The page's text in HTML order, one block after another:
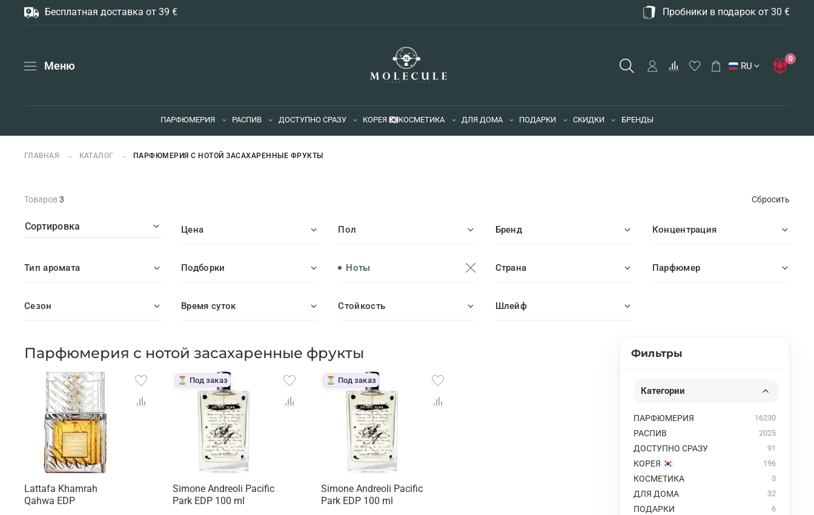
Бесплатная доставка от 39 € Пробники в подарок от 30 €
Меню RU
0
ПАРФЮМЕРИЯ РАСПИВ ДОСТУПНО СРАЗУ КОРЕЯ 🇰🇷КОСМЕТИКА ДЛЯ ДОМА ПОДАРКИ СКИДКИ БРЕНДЫ
ГЛАВНАЯ КАТАЛОГ ПАРФЮМЕРИЯ С НОТОЙ ЗАСАХАРЕННЫЕ ФРУКТЫ
Товаров 3 Сбросить
Сортировка Цена Пол Бренд Концентрация
Тип аромата Подборки Ноты Страна Парфюмер
Сезон Время суток Стойкость Шлейф
Парфюмерия с нотой засахаренные фрукты
Lattafa Khamrah
Qahwa EDP
⏳ Под заказ
Simone Andreoli Pacific
Park EDP 100 ml
⏳ Под заказ
Simone Andreoli Pacific
Park EDP 100 ml
Фильтры
Категории
ПАРФЮМЕРИЯ 16230
РАСПИВ 2025
ДОСТУПНО СРАЗУ 91
КОРЕЯ 🇰🇷 196
КОСМЕТИКА 3
ДЛЯ ДОМА 32
ПОДАРКИ 6